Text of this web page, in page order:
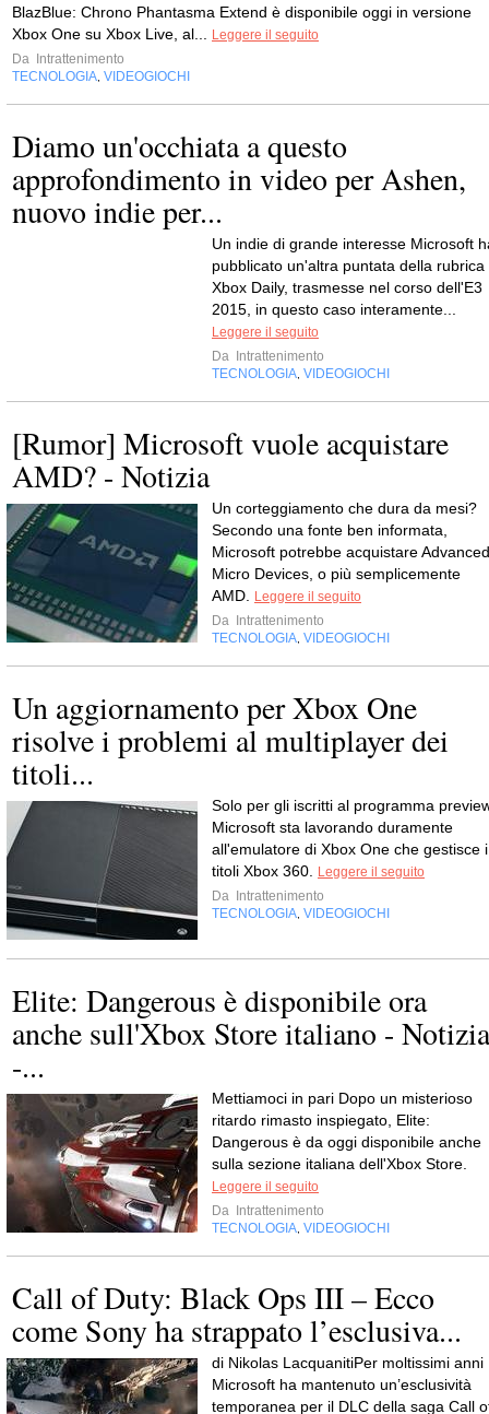
BlazBlue: Chrono Phantasma Extend è disponibile oggi in versione
Xbox One su Xbox Live, al...
Leggere il seguito
Da
Intrattenimento
TECNOLOGIA VIDEOGIOCHI
Diamo un'occhiata a questo
approfondimento in video per Ashen,
nuovo indie per...
Un indie di grande interesse Microsoft
pubblicato un'altra puntata della rubrica
Xbox Daily, trasmesse nel corso dell'E3
2015, in questo caso interamente...
Leggere il seguito
Da
Intrattenimento
TECNOLOGIA VIDEOGIOCHI
[Rumor] Microsoft vuole acquistare
AMD? - Notizia
Un corteggiamento che dura da mesi?
Secondo una fonte ben informata,
Microsoft potrebbe acquistare Advanced
Micro Devices, o più semplicemente
AMD.
Leggere il seguito
Da
Intrattenimento
TECNOLOGIA VIDEOGIOCHI
Un aggiornamento per Xbox One
risolve i problemi al multiplayer dei
titoli...
Solo per gli iscritti al programma
Microsoft sta lavorando duramente
all'emulatore di Xbox One che gestisce i
titoli Xbox 360.
Leggere il seguito
Da
Intrattenimento
TECNOLOGIA VIDEOGIOCHI
Elite: Dangerous è disponibile ora
anche sull'Xbox Store italiano - Notizia
-...
Mettiamoci in pari Dopo un misterioso
ritardo rimasto inspiegato, Elite:
Dangerous è da oggi disponibile anche
sulla sezione italiana dell'Xbox Store.
Leggere il seguito
Da
Intrattenimento
TECNOLOGIA VIDEOGIOCHI
Call of Duty: Black Ops III – Ecco
come Sony ha strappato l’esclusiva...
di Nikolas LacquanitiPer moltissimi anni
Microsoft ha mantenuto un’esclusività
temporanea per il DLC della saga Call